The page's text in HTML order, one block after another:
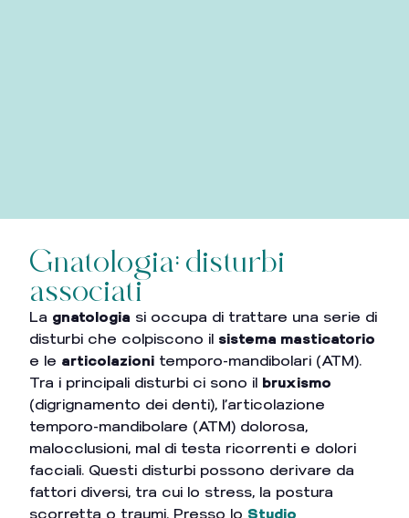
Gnatologia: disturbi
associati
La gnatologia si occupa di trattare una serie di
disturbi che colpiscono il sistema masticatorio
e le articolazioni temporo-mandibolari (ATM).
Tra i principali disturbi ci sono il bruxismo
(digrignamento dei denti), l’articolazione
temporo-mandibolare (ATM) dolorosa,
malocclusioni, mal di testa ricorrenti e dolori
facciali. Questi disturbi possono derivare da
fattori diversi, tra cui lo stress, la postura
scorretta o traumi. Presso lo Studio